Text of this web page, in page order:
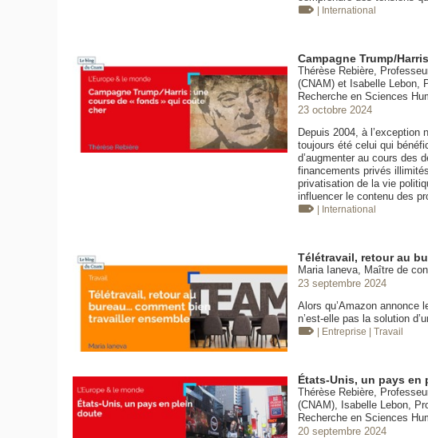
| International
Campagne Trump/
Thérèse Rebière,
(CNAM) et Isabelle Lebon,
Recherche en Sciences
23 octobre 2024
Depuis 2004, à
toujours été celui qui
d’augmenter au cours des
financements privés
privatisation de la vie
influencer le contenu des
| International
Télétravail, retour au
Maria Ianeva, Maître de
23 septembre 2024
Alors qu’Amazon annonce
n’est-elle pas la solution
| Entreprise | Travail
États-Unis, un pays en
Thérèse Rebière,
(CNAM), Isabelle Lebon,
Recherche en Sciences
20 septembre 2024